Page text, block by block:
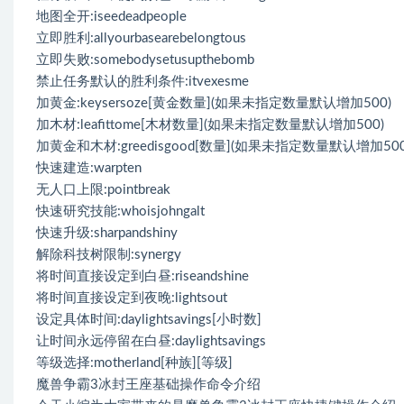
地图全开:iseedeadpeople
立即胜利:allyourbasearebelongtous
立即失败:somebodysetusupthebomb
禁止任务默认的胜利条件:itvexesme
加黄金:keysersoze[黄金数量](如果未指定数量默认增加500)
加木材:leafittome[木材数量](如果未指定数量默认增加500)
加黄金和木材:greedisgood[数量](如果未指定数量默认增加
快速建造:warpten
无人口上限:pointbreak
快速研究技能:whoisjohngalt
快速升级:sharpandshiny
解除科技树限制:synergy
将时间直接设定到白昼:riseandshine
将时间直接设定到夜晚:lightsout
设定具体时间:daylightsavings[小时数]
让时间永远停留在白昼:daylightsavings
等级选择:motherland[种族][等级]
魔兽争霸3冰封王座基础操作命令介绍